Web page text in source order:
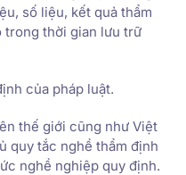
số liệu, kết quả thẩm
trong thời gian lưu trữ
của pháp luật.
thế giới cũng như Việt
quy tắc nghề thẩm định
nghề nghiệp quy định.